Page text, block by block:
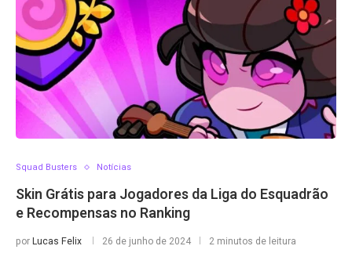
Squad Busters Notícias
Skin Grátis para Jogadores da Liga do Esquadrão
e Recompensas no Ranking
porLucas Felix 26 de junho de 2024 2 minutos de leitura